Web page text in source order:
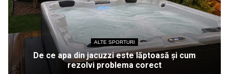
ALTE SPORTURI
De ce apa din jacuzzi este lăptoasă și cum
rezolvi problema corect